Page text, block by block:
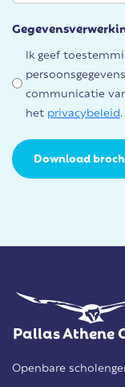
Ik geef
communicatie
het privacybeleid.
Pallas Athene
Openbare